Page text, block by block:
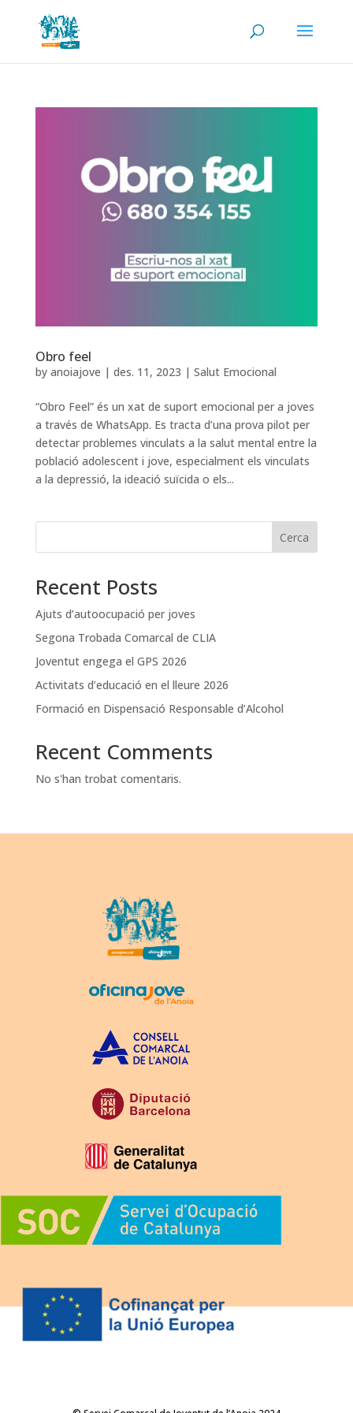
Obro feel
by anoiajove | des. 11, 2023 | Salut Emocional
“Obro Feel” és un xat de suport emocional per a joves
a través de WhatsApp. Es tracta d’una prova pilot per
detectar problemes vinculats a la salut mental entre la
població adolescent i jove, especialment els vinculats
a la depressió, la ideació suïcida o els...
Cerca
Recent Posts
Ajuts d’autoocupació per joves
Segona Trobada Comarcal de CLIA
Joventut engega el GPS 2026
Activitats d’educació en el lleure 2026
Formació en Dispensació Responsable d’Alcohol
Recent Comments
No s'han trobat comentaris.